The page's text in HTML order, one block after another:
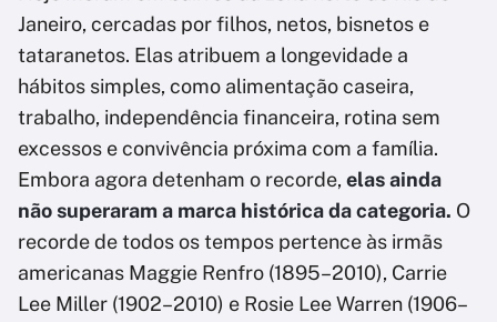
Janeiro, cercadas por filhos, netos, bisnetos e
tataranetos. Elas atribuem a longevidade a
hábitos simples, como alimentação caseira,
trabalho, independência financeira, rotina sem
excessos e convivência próxima com a família.
Embora agora detenham o recorde, elas ainda
não superaram a marca histórica da categoria. O
recorde de todos os tempos pertence às irmãs
americanas Maggie Renfro (1895–2010), Carrie
Lee Miller (1902–2010) e Rosie Lee Warren (1906–